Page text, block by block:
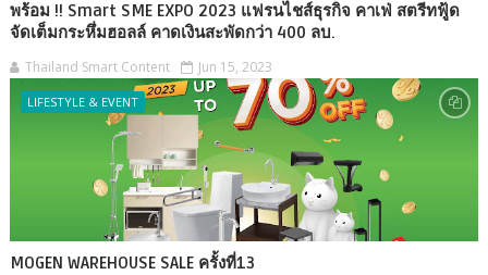
พร้อม !! Smart SME EXPO 2023 แฟรนไชส์ธุรกิจ คาเฟ่ สตรีทฟู้ด
จัดเต็มกระหึ่มฮอลล์ คาดเงินสะพัดกว่า 400 ลบ.
Thailand Smart Content Jun 15, 2023
LIFESTYLE & EVENT
MOGEN WAREHOUSE SALE ครั้งที่13